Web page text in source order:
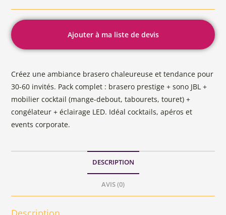
Ajouter à ma liste de devis
Créez une ambiance brasero chaleureuse et tendance pour
30-60 invités. Pack complet : brasero prestige + sono JBL +
mobilier cocktail (mange-debout, tabourets, touret) +
congélateur + éclairage LED. Idéal cocktails, apéros et
events corporate.
DESCRIPTION
AVIS (0)